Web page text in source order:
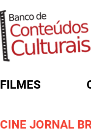
FILMES
CINE JORNAL